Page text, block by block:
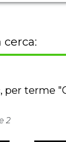
cerca:
per terme
2